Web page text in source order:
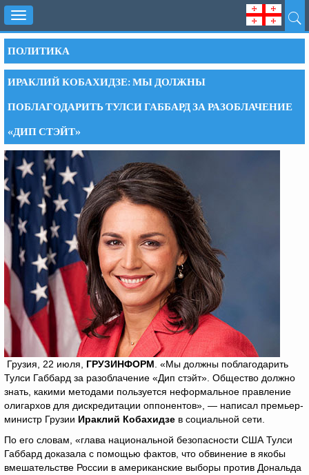
Toggle
navigation
ПОЛИТИКА
ИРАКЛИЙ КОБАХИДЗЕ: МЫ ДОЛЖНЫ
ПОБЛАГОДАРИТЬ ТУЛСИ ГАББАРД ЗА РАЗОБЛАЧЕНИЕ
«ДИП СТЭЙТ»
Грузия, 22 июля, ГРУЗИНФОРМ . «Мы должны поблагодарить
Тулси Габбард за разоблачение «Дип стэйт». Общество должно
знать, какими методами пользуется неформальное правление
олигархов для дискредитации оппонентов», — написал премьер-
министр Грузии Ираклий Кобахидзе в социальной сети.
По его словам, «глава национальной безопасности США Тулси
Габбард доказала с помощью фактов, что обвинение в якобы
вмешательстве России в американские выборы против Дональда